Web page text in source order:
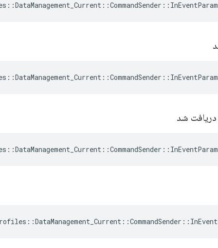
::DataManagement_Current ::CommandSender :: InEventParam
::DataManagement_Current ::CommandSender :: InEventParam
شد
::DataManagement_Current ::CommandSender :: InEventParam